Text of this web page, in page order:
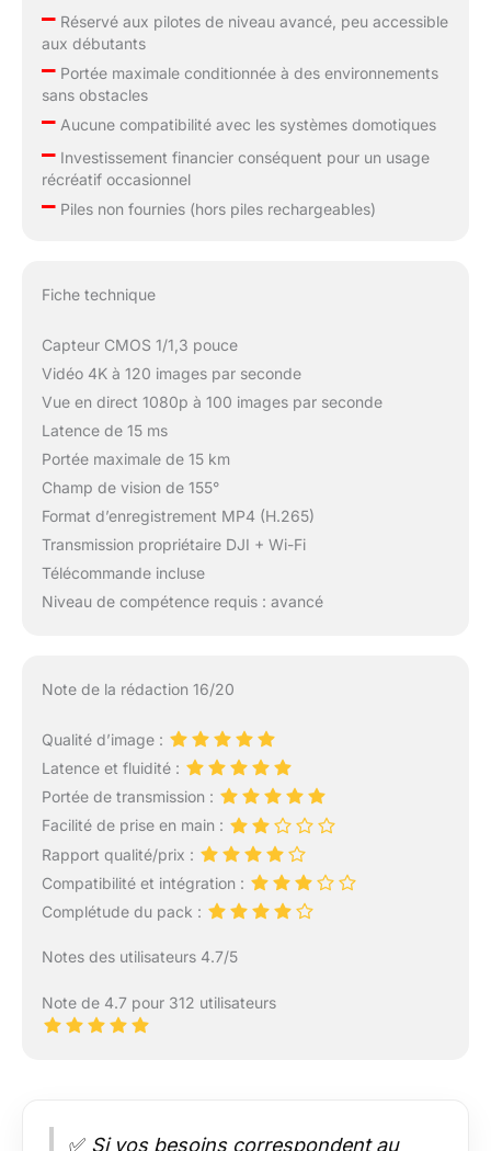
–Réservé aux pilotes de niveau avancé, peu accessible
aux débutants
–Portée maximale conditionnée à des environnements
sans obstacles
–Aucune compatibilité avec les systèmes domotiques
–Investissement financier conséquent pour un usage
récréatif occasionnel
–Piles non fournies (hors piles rechargeables)
Fiche technique
Capteur CMOS 1/1,3 pouce
Vidéo 4K à 120 images par seconde
Vue en direct 1080p à 100 images par seconde
Latence de 15 ms
Portée maximale de 15 km
Champ de vision de 155°
Format d’enregistrement MP4 (H.265)
Transmission propriétaire DJI + Wi-Fi
Télécommande incluse
Niveau de compétence requis : avancé
Note de la rédaction 16/20
Qualité d’image :
Latence et fluidité :
Portée de transmission :
Facilité de prise en main :
Rapport qualité/prix :
Compatibilité et intégration :
Complétude du pack :
Notes des utilisateurs 4.7/5
Note de 4.7 pour 312 utilisateurs
✅ Si vos besoins correspondent au